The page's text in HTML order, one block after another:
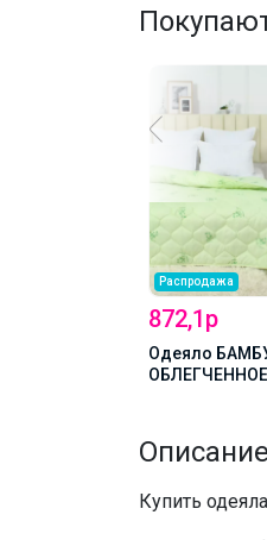
Распродажа
872,1р
Одеяло
Описание
Купить